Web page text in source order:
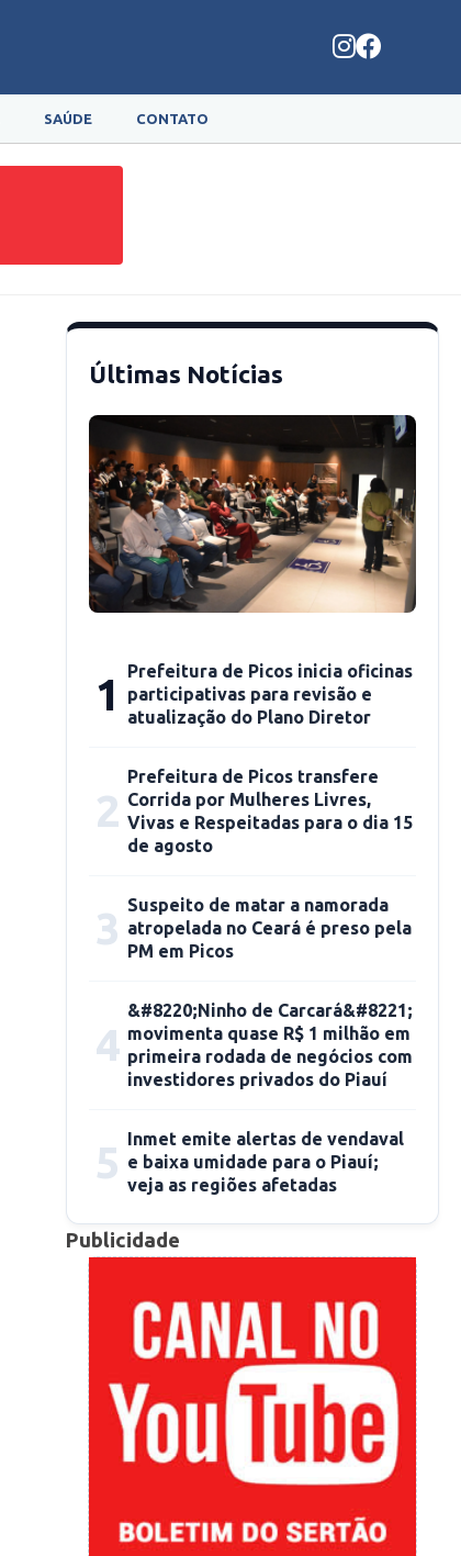
SAÚDE CONTATO
Últimas Notícias
1
Prefeitura de Picos inicia oficinas
participativas para revisão e
atualização do Plano Diretor
2
Prefeitura de Picos transfere
Corrida por Mulheres Livres,
Vivas e Respeitadas para o dia 15
de agosto
3 Suspeito de matar a namorada
atropelada no Ceará é preso pela
PM em Picos
4
&#8220;Ninho de Carcará&#8221;
movimenta quase R$ 1 milhão em
primeira rodada de negócios com
investidores privados do Piauí
5 Inmet emite alertas de vendaval
e baixa umidade para o Piauí;
veja as regiões afetadas
Publicidade